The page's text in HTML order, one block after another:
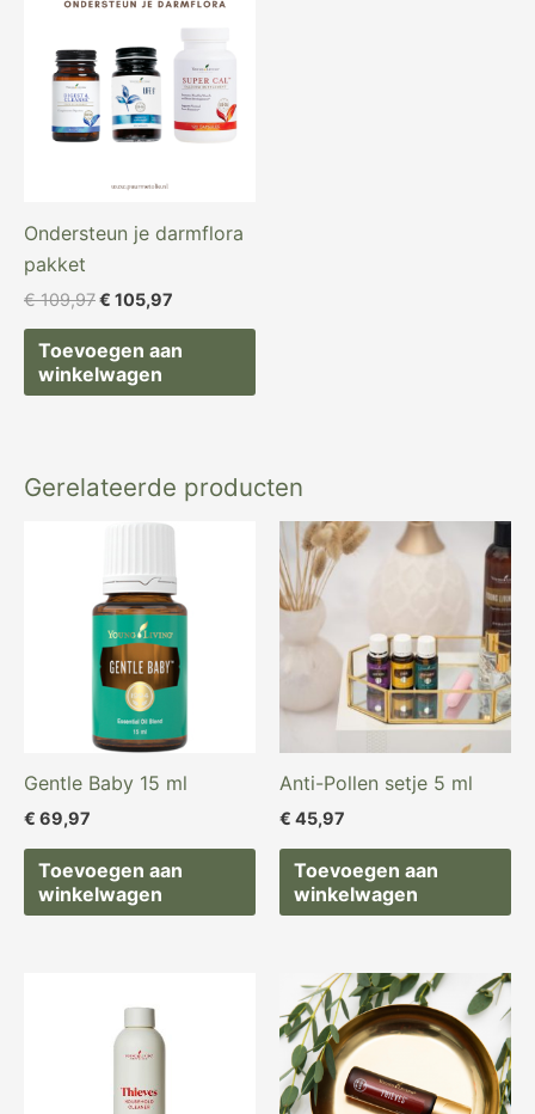
Ondersteun je darmflora
pakket
€109,97
€ 109,97.
€ 105,97
€ 105,97.
Toevoegen aan
winkelwagen
Gerelateerde producten
Gentle Baby 15 ml
€ 69,97
Toevoegen aan
winkelwagen
Anti-Pollen setje 5 ml
€ 45,97
Toevoegen aan
winkelwagen